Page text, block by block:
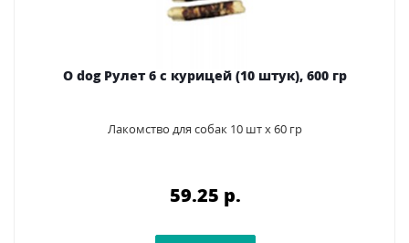
O dog Рулет 6 с курицей (10 штук), 600 гр
Лакомство для собак 10 шт х 60 гр
59.25 p.